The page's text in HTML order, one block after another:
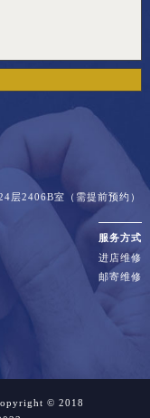
层2406B室（需提前预约）
服务方式
进店维修
邮寄维修
© 2018